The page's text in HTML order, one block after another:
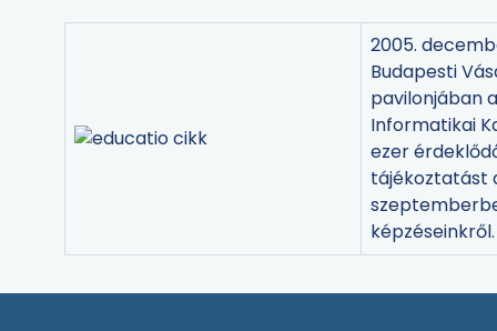
2005.
Budapesti
pavilonjában
Informatikai
ezer
tájékoztatást
képzéseinkről.